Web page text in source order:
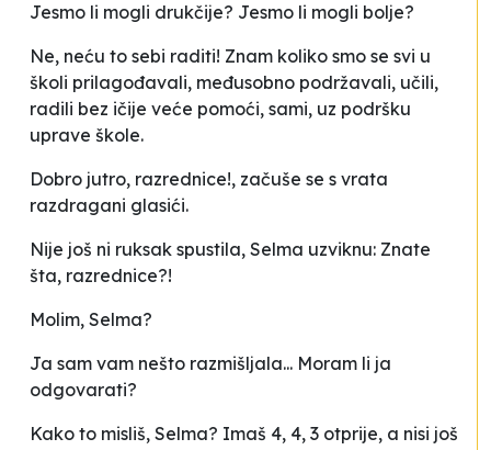
Jesmo li mogli drukčije? Jesmo li mogli bolje?
Ne, neću to sebi raditi! Znam koliko smo se svi u
školi prilagođavali, međusobno podržavali, učili,
radili bez ičije veće pomoći, sami, uz podršku
uprave škole.
Dobro jutro, razrednice!, začuše se s vrata
razdragani glasići.
Nije još ni ruksak spustila, Selma uzviknu: Znate
šta, razrednice?!
Molim, Selma?
Ja sam vam nešto razmišljala... Moram li ja
odgovarati?
Kako to misliš, Selma? Imaš 4, 4, 3 otprije, a nisi još